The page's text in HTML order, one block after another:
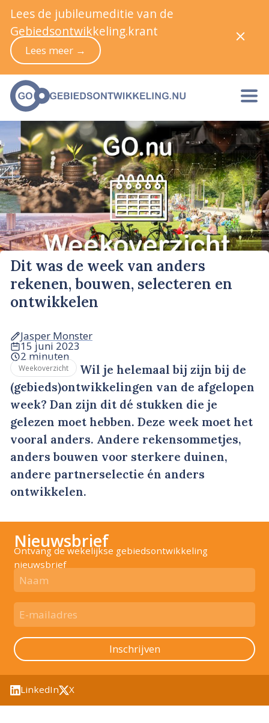
Dit was de week van anders
rekenen, bouwen, selecteren en
ontwikkelen
Jasper Monster
15 juni 2023
2 minuten
Weekoverzicht
Wil je helemaal bij zijn bij de
(gebieds)ontwikkelingen van de afgelopen
week? Dan zijn dit dé stukken die je
gelezen moet hebben. Deze week moet het
vooral anders. Andere rekensommetjes,
anders bouwen voor sterkere duinen,
andere partnerselectie én anders
ontwikkelen.
Nieuwsbrief
Ontvang de wekelijkse gebiedsontwikkeling
nieuwsbrief
Inschrijven
LinkedIn X
Lees de jubileumeditie van de
Gebiedsontwikkeling.krant
Lees meer →